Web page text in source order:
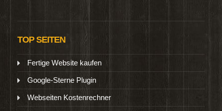
TOP SEITEN
Fertige Website kaufen
Google-Sterne Plugin
Webseiten Kostenrechner